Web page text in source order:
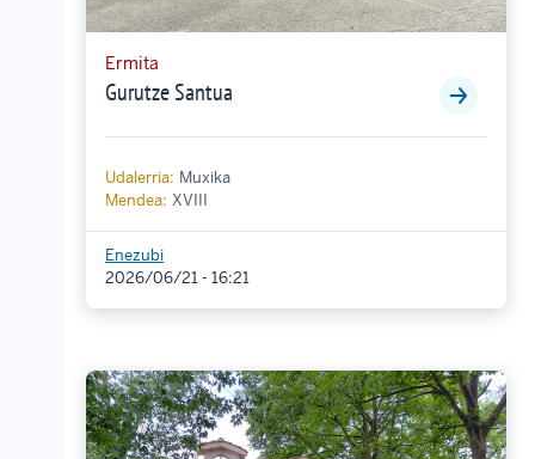
Ermita
Gurutze Santua
Udalerria: Muxika
Mendea: XVIII
Enezubi
2026/06/21 - 16:21